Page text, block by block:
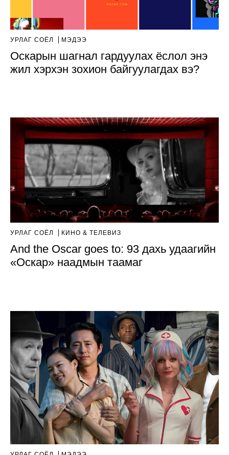
УРЛАГ СОЁЛ МЭДЭЭ
Оскарын шагнал гардуулах ёслол энэ
жил хэрхэн зохион байгуулагдах вэ?
УРЛАГ СОЁЛ КИНО & ТЕЛЕВИЗ
And the Oscar goes to: 93 дахь удаагийн
«Оскар» наадмын таамаг